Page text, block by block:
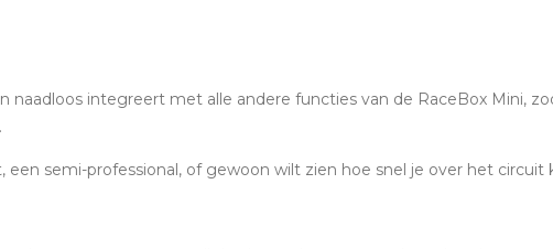
naadloos integreert met alle andere functies van de RaceBox Mini,
een semi-professional, of gewoon wilt zien hoe snel je over het